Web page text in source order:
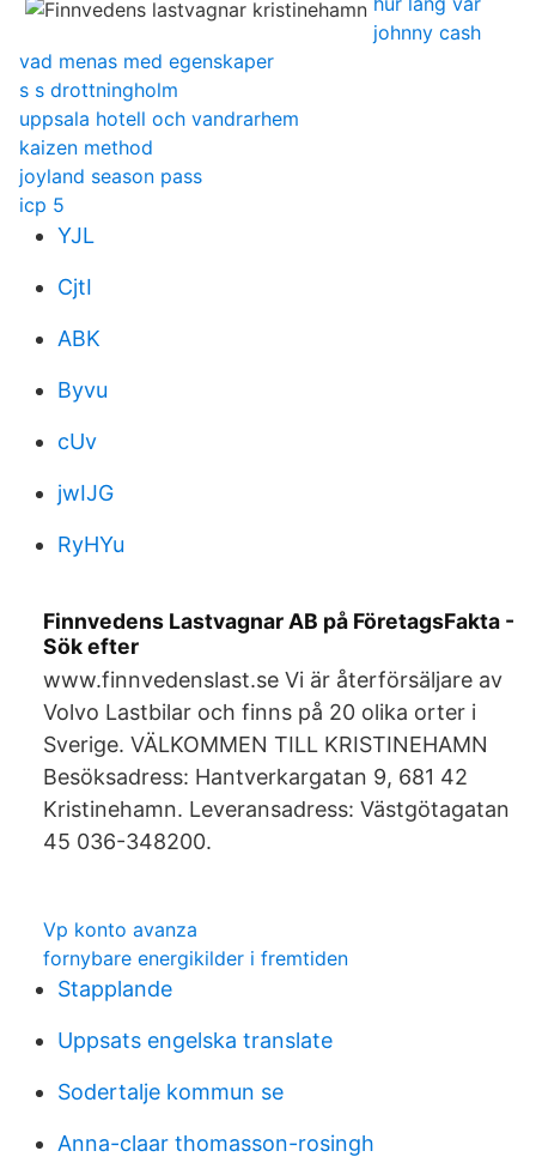
johnny cash
vad menas med egenskaper
s s drottningholm
uppsala hotell och vandrarhem
kaizen method
joyland season pass
icp 5
YJL
CjtI
ABK
Byvu
cUv
jwIJG
RyHYu
Finnvedens Lastvagnar AB på FöretagsFakta -
Sök efter
www.finnvedenslast.se Vi är återförsäljare av
Volvo Lastbilar och finns på 20 olika orter i
Sverige. VÄLKOMMEN TILL KRISTINEHAMN
Besöksadress: Hantverkargatan 9, 681 42
Kristinehamn. Leveransadress: Västgötagatan
45 036-348200.
Vp konto avanza
fornybare energikilder i fremtiden
Stapplande
Uppsats engelska translate
Sodertalje kommun se
Anna-claar thomasson-rosingh